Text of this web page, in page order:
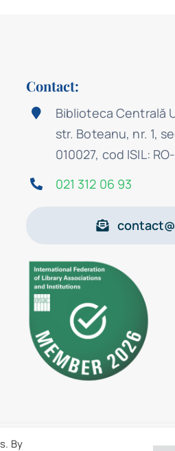
Contact:
Biblioteca Centrală
str. Boteanu, nr. 1,
010027, cod ISIL:
021 312 06 93
By